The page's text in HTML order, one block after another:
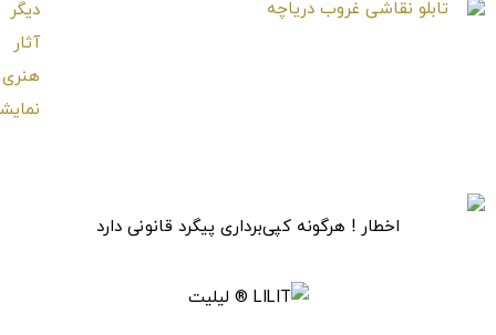
اخطار ! هرگونه کپی‌برداری پیگرد قانونی دارد